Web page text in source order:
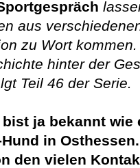
aus
zu Wort
hinter der
Teil 46 der Serie.
bist ja bekannt wie
in
den vielen